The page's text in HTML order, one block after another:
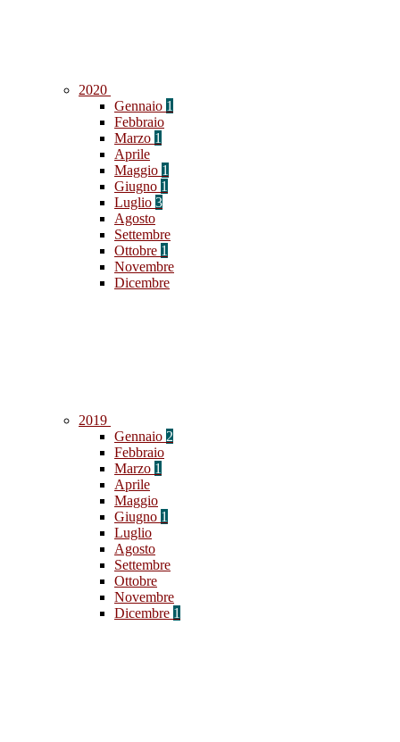
2020
Gennaio 1
Febbraio
Marzo 1
Aprile
Maggio 1
Giugno 1
Luglio 3
Agosto
Settembre
Ottobre 1
Novembre
Dicembre
2019
Gennaio 2
Febbraio
Marzo 1
Aprile
Maggio
Giugno 1
Luglio
Agosto
Settembre
Ottobre
Novembre
Dicembre 1